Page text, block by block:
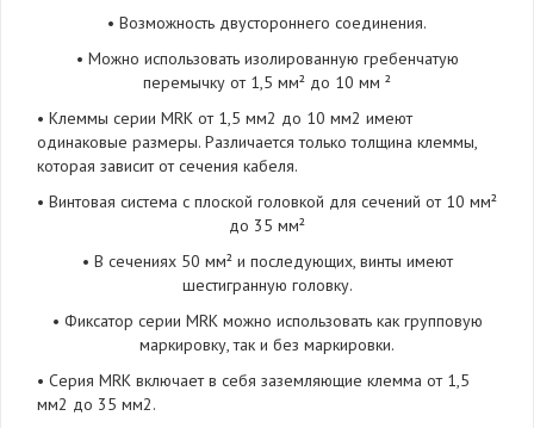
• Возможность двустороннего соединения.
• Можно использовать изолированную гребенчатую
перемычку от 1,5 мм² до 10 мм ²
• Клеммы серии MRK от 1,5 мм2 до 10 мм2 имеют
одинаковые размеры. Различается только толщина клеммы,
которая зависит от сечения кабеля.
• Винтовая система с плоской головкой для сечений от 10 мм²
до 35 мм²
• В сечениях 50 мм² и последующих, винты имеют
шестигранную головку.
• Фиксатор серии MRK можно использовать как групповую
маркировку, так и без маркировки.
• Серия MRK включает в себя заземляющие клемма от 1,5
мм2 до 35 мм2.